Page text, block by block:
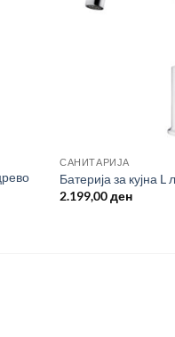
САНИТАРИЈА
Батерија за кујна L
2.199,00ден